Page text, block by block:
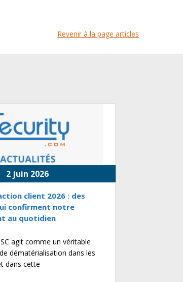
Revenir à la page articles
2 juin 2026
client 2026 : des
confirment notre
au quotidien
agit comme un véritable
dématérialisation dans les
dans cette